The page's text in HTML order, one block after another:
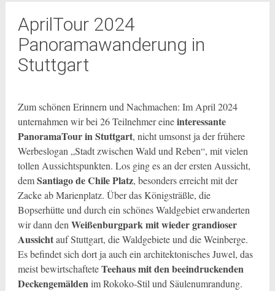
AprilTour 2024
Panoramawanderung in
Stuttgart
Zum schönen Erinnern und Nachmachen: Im April 2024
unternahmen wir bei 26 Teilnehmer eineinteressante
PanoramaTour in Stuttgart, nicht umsonst ja der frühere
Werbeslogan „Stadt zwischen Wald und Reben“, mit vielen
tollen Aussichtspunkten. Los ging es an der ersten Aussicht,
demSantiago de Chile Platz, besonders erreicht mit der
Zacke ab Marienplatz. Über das Königsträßle, die
Bopserhütte und durch ein schönes Waldgebiet erwanderten
wir dann den Weißenburgpark mit wieder grandioser
Aussichtauf Stuttgart, die Waldgebiete und die Weinberge.
Es befindet sich dort ja auch ein architektonisches Juwel, das
meist bewirtschafteteTeehaus mit den beeindruckenden
Deckengemäldenim Rokoko-Stil und Säulenumrandung.